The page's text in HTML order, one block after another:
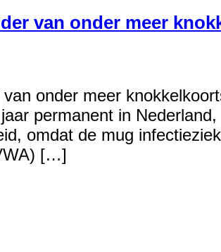
van onder meer
onder meer
permanent in
omdat de mug
[…]